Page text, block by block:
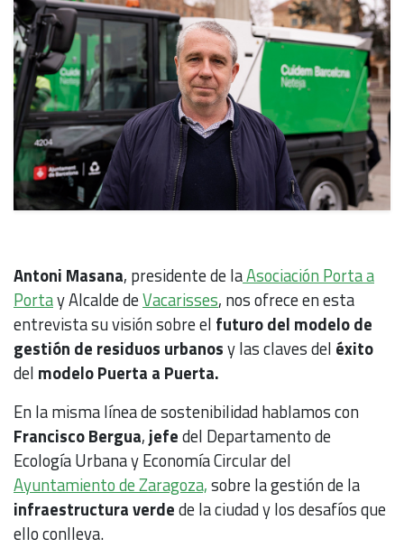
Antoni Masana, presidente de laAsociación Porta a
Portay Alcalde deVacarisses, nos ofrece en esta
entrevista su visión sobre el futuro del modelo de
gestión de residuos urbanosy las claves del éxito
del modelo Puerta a Puerta.
En la misma línea de sostenibilidad hablamos con
Francisco Bergua,jefedel Departamento de
Ecología Urbana y Economía Circular del
Ayuntamiento de Zaragoza,sobre la gestión de la
infraestructura verdede la ciudad y los desafíos que
ello conlleva.